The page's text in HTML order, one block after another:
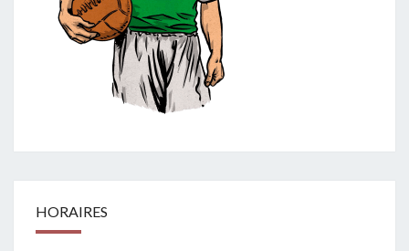
HORAIRES